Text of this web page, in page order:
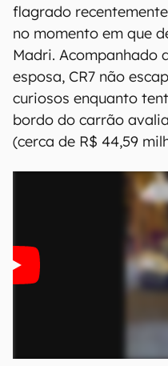
flagrado
no momento em que
Madri. Acompanhado
esposa, CR7 não
curiosos enquanto
bordo do carrão
(cerca de R$ 44,59